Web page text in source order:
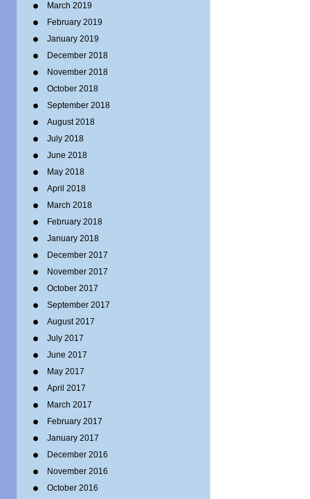
March 2019
February 2019
January 2019
December 2018
November 2018
October 2018
September 2018
August 2018
July 2018
June 2018
May 2018
April 2018
March 2018
February 2018
January 2018
December 2017
November 2017
October 2017
September 2017
August 2017
July 2017
June 2017
May 2017
April 2017
March 2017
February 2017
January 2017
December 2016
November 2016
October 2016